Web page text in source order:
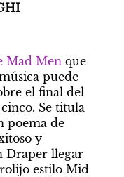
Mad Men que
puede
el final del
Se titula
poema de
y
Draper llegar
estilo Mid